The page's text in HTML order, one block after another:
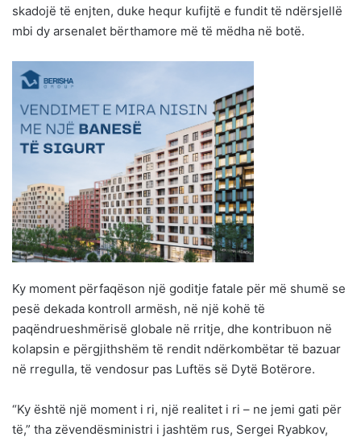
skadojë të enjten, duke hequr kufijtë e fundit të ndërsjellë
mbi dy arsenalet bërthamore më të mëdha në botë.
Ky moment përfaqëson një goditje fatale për më shumë se
pesë dekada kontroll armësh, në një kohë të
paqëndrueshmërisë globale në rritje, dhe kontribuon në
kolapsin e përgjithshëm të rendit ndërkombëtar të bazuar
në rregulla, të vendosur pas Luftës së Dytë Botërore.
“Ky është një moment i ri, një realitet i ri – ne jemi gati për
të,” tha zëvendësministri i jashtëm rus, Sergei Ryabkov,